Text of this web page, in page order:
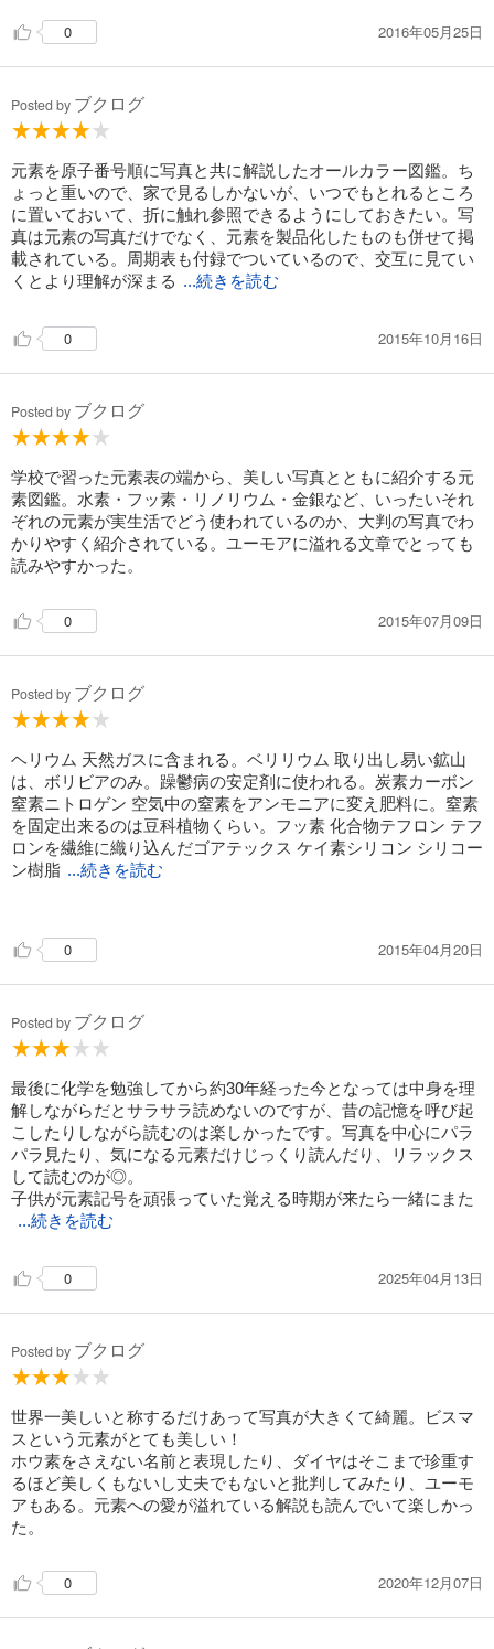
ても良いだろう。そのことをこの図鑑は私達に教えてくれる。
知的好奇心を刺激されるし、単純に面白い。
0 2016年05月25日
Posted by ブクログ
元素を原子番号順に写真と共に解説したオールカラー図鑑。ち
ょっと重いので、家で見るしかないが、いつでもとれるところ
に置いておいて、折に触れ参照できるようにしておきたい。写
真は元素の写真だけでなく、元素を製品化したものも併せて掲
載されている。周期表も付録でついているので、交互に見てい
くとより理解が深まる ...続きを読む
0 2015年10月16日
Posted by ブクログ
学校で習った元素表の端から、美しい写真とともに紹介する元
素図鑑。水素・フッ素・リノリウム・金銀など、いったいそれ
ぞれの元素が実生活でどう使われているのか、大判の写真でわ
かりやすく紹介されている。ユーモアに溢れる文章でとっても
読みやすかった。
0 2015年07月09日
Posted by ブクログ
ヘリウム 天然ガスに含まれる。ベリリウム 取り出し易い鉱山
は、ボリビアのみ。躁鬱病の安定剤に使われる。炭素カーボン
窒素ニトロゲン 空気中の窒素をアンモニアに変え肥料に。窒素
を固定出来るのは豆科植物くらい。フッ素 化合物テフロン テフ
ロンを繊維に織り込んだゴアテックス ケイ素シリコン シリコー
ン樹脂 ...続きを読む
したとその勇気に拍手。
0 2015年04月20日
Posted by ブクログ
最後に化学を勉強してから約30年経った今となっては中身を理
解しながらだとサラサラ読めないのですが、昔の記憶を呼び起
こしたりしながら読むのは楽しかったです。写真を中心にパラ
パラ見たり、気になる元素だけじっくり読んだり、リラックス
して読むのが◎。
子供が元素記号を頑張っていた覚える時期が来たら一緒にまた
...続きを読む
0 2025年04月13日
Posted by ブクログ
世界一美しいと称するだけあって写真が大きくて綺麗。ビスマ
スという元素がとても美しい！
ホウ素をさえない名前と表現したり、ダイヤはそこまで珍重す
るほど美しくもないし丈夫でもないと批判してみたり、ユーモ
アもある。元素への愛が溢れている解説も読んでいて楽しかっ
た。
0 2020年12月07日